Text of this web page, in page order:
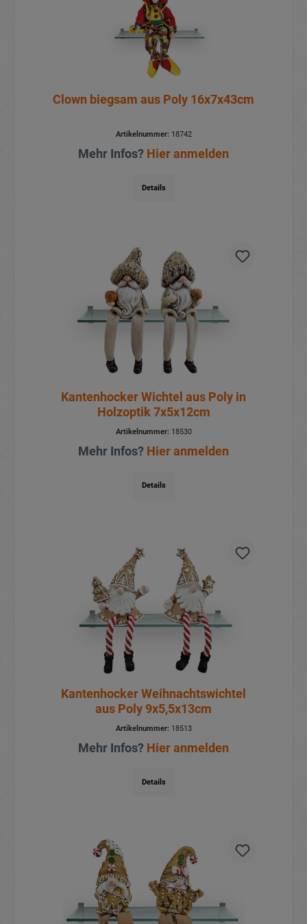
Clown biegsam aus Poly 16x7x43cm
Artikelnummer:18742
Mehr Infos? Hier anmelden
Details
Kantenhocker Wichtel aus Poly in
Holzoptik 7x5x12cm
Artikelnummer:18530
Mehr Infos? Hier anmelden
Details
Kantenhocker Weihnachtswichtel
aus Poly 9x5,5x13cm
Artikelnummer:18513
Mehr Infos? Hier anmelden
Details